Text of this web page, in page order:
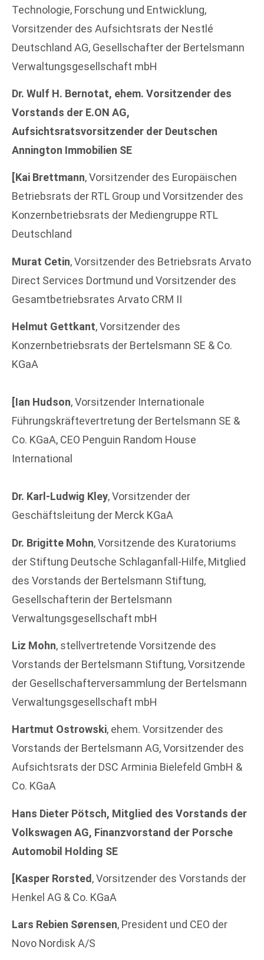
Technologie, Forschung und Entwicklung,
Vorsitzender des Aufsichtsrats der Nestlé
Deutschland AG, Gesellschafter der Bertelsmann
Verwaltungsgesellschaft mbH
Dr. Wulf H. Bernotat, ehem. Vorsitzender des
Vorstands der E.ON AG,
Aufsichtsratsvorsitzender der Deutschen
Annington Immobilien SE
[Kai Brettmann, Vorsitzender des Europäischen
Betriebsrats der RTL Group und Vorsitzender des
Konzernbetriebsrats der Mediengruppe RTL
Deutschland
Murat Cetin, Vorsitzender des Betriebsrats Arvato
Direct Services Dortmund und Vorsitzender des
Gesamtbetriebsrates Arvato CRM II
Helmut Gettkant, Vorsitzender des
Konzernbetriebsrats der Bertelsmann SE & Co.
KGaA
[Ian Hudson, Vorsitzender Internationale
Führungskräftevertretung der Bertelsmann SE &
Co. KGaA, CEO Penguin Random House
International
Dr. Karl-Ludwig Kley, Vorsitzender der
Geschäftsleitung der Merck KGaA
Dr. Brigitte Mohn, Vorsitzende des Kuratoriums
der Stiftung Deutsche Schlaganfall-Hilfe, Mitglied
des Vorstands der Bertelsmann Stiftung,
Gesellschafterin der Bertelsmann
Verwaltungsgesellschaft mbH
Liz Mohn, stellvertretende Vorsitzende des
Vorstands der Bertelsmann Stiftung, Vorsitzende
der Gesellschafterversammlung der Bertelsmann
Verwaltungsgesellschaft mbH
Hartmut Ostrowski, ehem. Vorsitzender des
Vorstands der Bertelsmann AG, Vorsitzender des
Aufsichtsrats der DSC Arminia Bielefeld GmbH &
Co. KGaA
Hans Dieter Pötsch, Mitglied des Vorstands der
Volkswagen AG, Finanzvorstand der Porsche
Automobil Holding SE
[Kasper Rorsted , Vorsitzender des Vorstands der
Henkel AG & Co. KGaA
Lars Rebien Sørensen, President und CEO der
Novo Nordisk A/S